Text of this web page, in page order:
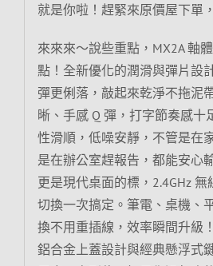
就是你啦！趕緊來原價屋下單
來來來～說些重點，MX2A 軸
點！全新優化的潤滑與彈片設
彈更俐落，敲起來乾淨不拖泥
晰、手感 Q 彈，打字節奏感十
性滑順，低噪安靜，不管是在
是在辦公室趕報告，都能安心
更是現代桌面的標，2.4GHz
切換一次搞定。筆電、桌機、
換不用重插線，效率瞬間升級
鋁合金上蓋設計與經典懸浮式